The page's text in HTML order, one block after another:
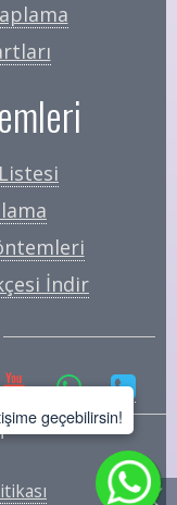
geçebilirsin!
İndir